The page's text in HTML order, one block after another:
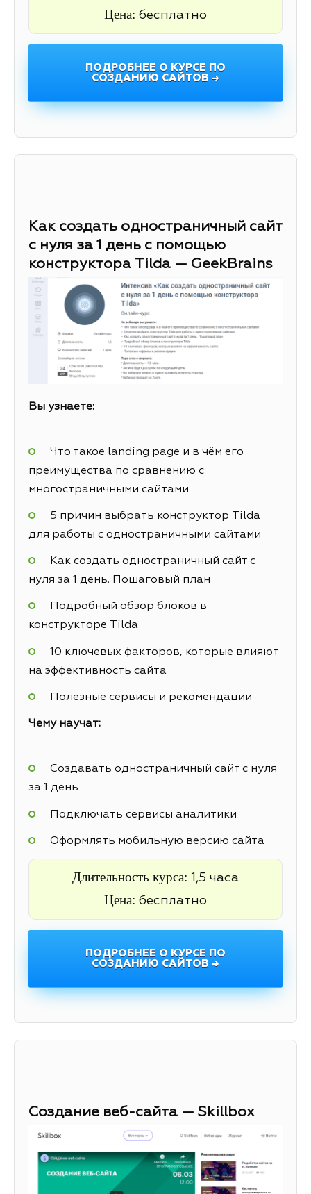
Цена: бесплатно
ПОДРОБНЕЕ О КУРСЕ ПО
СОЗДАНИЮ САЙТОВ →
Как создать одностраничный сайт
с нуля за 1 день с помощью
конструктора Tilda — GeekBrains
Вы узнаете:
Что такое landing page и в чём его
преимущества по сравнению с
многостраничными сайтами
5 причин выбрать конструктор Tilda
для работы с одностраничными сайтами
Как создать одностраничный сайт с
нуля за 1 день. Пошаговый план
Подробный обзор блоков в
конструкторе Tilda
10 ключевых факторов, которые влияют
на эффективность сайта
Полезные сервисы и рекомендации
Чему научат:
Создавать одностраничный сайт с нуля
за 1 день
Подключать сервисы аналитики
Оформлять мобильную версию сайта
Длительность курса: 1,5 часа
Цена: бесплатно
ПОДРОБНЕЕ О КУРСЕ ПО
СОЗДАНИЮ САЙТОВ →
Создание веб-сайта — Skillbox